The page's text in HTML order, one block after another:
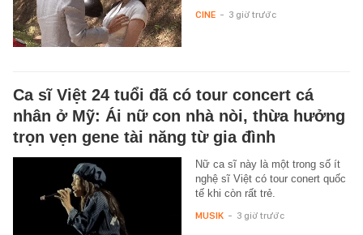
CINE - 3 giờ trước
Ca sĩ Việt 24 tuổi đã có tour concert cá
nhân ở Mỹ: Ái nữ con nhà nòi, thừa hưởng
trọn vẹn gene tài năng từ gia đình
Nữ ca sĩ này là một trong số ít
nghệ sĩ Việt có tour conert quốc
tế khi còn rất trẻ.
MUSIK - 3 giờ trước